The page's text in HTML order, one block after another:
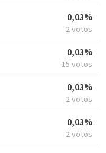
0,03%
2 votos
0,03%
15 votos
0,03%
2 votos
0,03%
2 votos